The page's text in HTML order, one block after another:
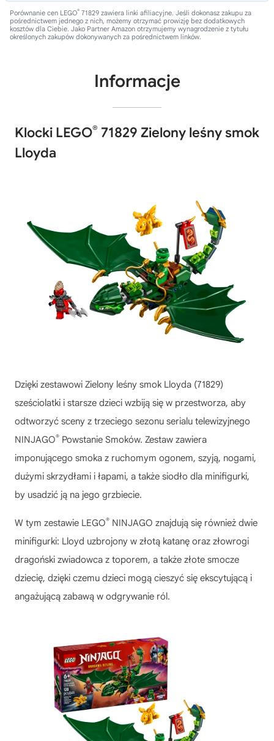
Porównanie cen LEGO® 71829 zawiera linki afiliacyjne. Jeśli dokonasz zakupu za
pośrednictwem jednego z nich, możemy otrzymać prowizję bez dodatkowych
kosztów dla Ciebie. Jako Partner Amazon otrzymujemy wynagrodzenie z tytułu
określonych zakupów dokonywanych za pośrednictwem linków.
Informacje
Klocki LEGO® 71829 Zielony leśny smok
Lloyda
Dzięki zestawowi Zielony leśny smok Lloyda (71829)
sześciolatki i starsze dzieci wzbiją się w przestworza, aby
odtworzyć sceny z trzeciego sezonu serialu telewizyjnego
NINJAGO® Powstanie Smoków. Zestaw zawiera
imponującego smoka z ruchomym ogonem, szyją, nogami,
dużymi skrzydłami i łapami, a także siodło dla minifigurki,
by usadzić ją na jego grzbiecie.
W tym zestawie LEGO® NINJAGO znajdują się również dwie
minifigurki: Lloyd uzbrojony w złotą katanę oraz złowrogi
dragoński zwiadowca z toporem, a także złote smocze
dziecię, dzięki czemu dzieci mogą cieszyć się ekscytującą i
angażującą zabawą w odgrywanie ról.